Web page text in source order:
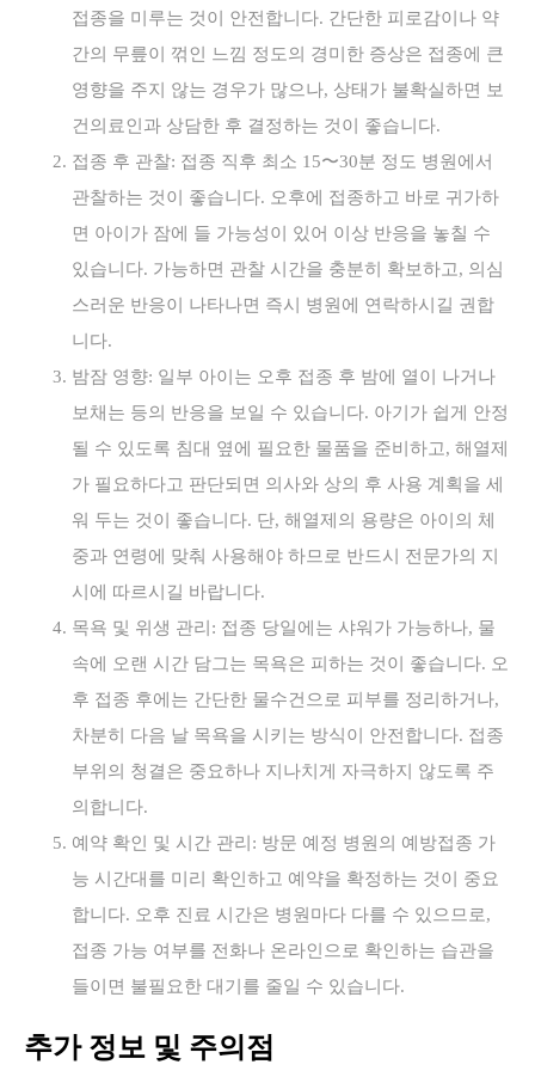
접종을 미루는 것이 안전합니다. 간단한 피로감이나 약
간의 무릎이 꺾인 느낌 정도의 경미한 증상은 접종에 큰
영향을 주지 않는 경우가 많으나, 상태가 불확실하면 보
건의료인과 상담한 후 결정하는 것이 좋습니다.
접종 후 관찰: 접종 직후 최소 15〜30분 정도 병원에서
관찰하는 것이 좋습니다. 오후에 접종하고 바로 귀가하
면 아이가 잠에 들 가능성이 있어 이상 반응을 놓칠 수
있습니다. 가능하면 관찰 시간을 충분히 확보하고, 의심
스러운 반응이 나타나면 즉시 병원에 연락하시길 권합
니다.
밤잠 영향: 일부 아이는 오후 접종 후 밤에 열이 나거나
보채는 등의 반응을 보일 수 있습니다. 아기가 쉽게 안정
될 수 있도록 침대 옆에 필요한 물품을 준비하고, 해열제
가 필요하다고 판단되면 의사와 상의 후 사용 계획을 세
워 두는 것이 좋습니다. 단, 해열제의 용량은 아이의 체
중과 연령에 맞춰 사용해야 하므로 반드시 전문가의 지
시에 따르시길 바랍니다.
목욕 및 위생 관리: 접종 당일에는 샤워가 가능하나, 물
속에 오랜 시간 담그는 목욕은 피하는 것이 좋습니다. 오
후 접종 후에는 간단한 물수건으로 피부를 정리하거나,
차분히 다음 날 목욕을 시키는 방식이 안전합니다. 접종
부위의 청결은 중요하나 지나치게 자극하지 않도록 주
의합니다.
예약 확인 및 시간 관리: 방문 예정 병원의 예방접종 가
능 시간대를 미리 확인하고 예약을 확정하는 것이 중요
합니다. 오후 진료 시간은 병원마다 다를 수 있으므로,
접종 가능 여부를 전화나 온라인으로 확인하는 습관을
들이면 불필요한 대기를 줄일 수 있습니다.
추가 정보 및 주의점